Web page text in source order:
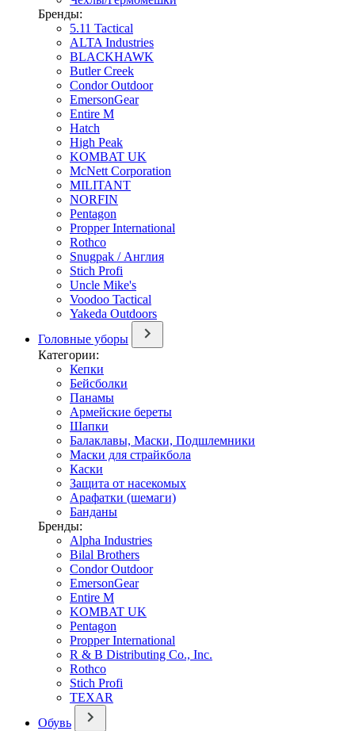
Бренды:
5.11 Tactical
ALTA Industries
BLACKHAWK
Butler Creek
Condor Outdoor
EmersonGear
Entire M
Hatch
High Peak
KOMBAT UK
McNett Corporation
MILITANT
NORFIN
Pentagon
Propper International
Rothco
Snugpak / Англия
Stich Profi
Uncle Mike's
Voodoo Tactical
Yakeda Outdoors
Головные уборы
Категории:
Кепки
Бейсболки
Панамы
Армейские береты
Шапки
Балаклавы, Маски, Подшлемники
Маски для страйкбола
Каски
Защита от насекомых
Арафатки (шемаги)
Банданы
Бренды:
Alpha Industries
Bilal Brothers
Condor Outdoor
EmersonGear
Entire M
KOMBAT UK
Pentagon
Propper International
R & B Distributing Co., Inc.
Rothco
Stich Profi
TEXAR
Обувь